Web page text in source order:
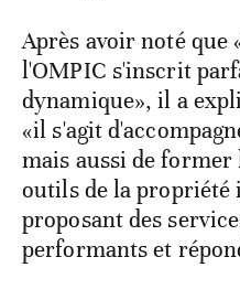
Après avoir noté que
l'OMPIC s'inscrit
dynamique», il a
«il s'agit
mais aussi de
outils de la
proposant des
performants et